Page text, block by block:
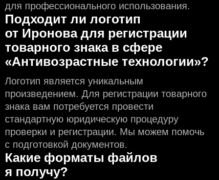
для профессионального использования.
Подходит ли логотип
от Иронова для регистрации
товарного знака в сфере
«Антивозрастные технологии»?
Логотип является уникальным
произведением. Для регистрации товарного
знака вам потребуется провести
стандартную юридическую процедуру
проверки и регистрации. Мы можем помочь
с подготовкой документов.
Какие форматы файлов
я получу?